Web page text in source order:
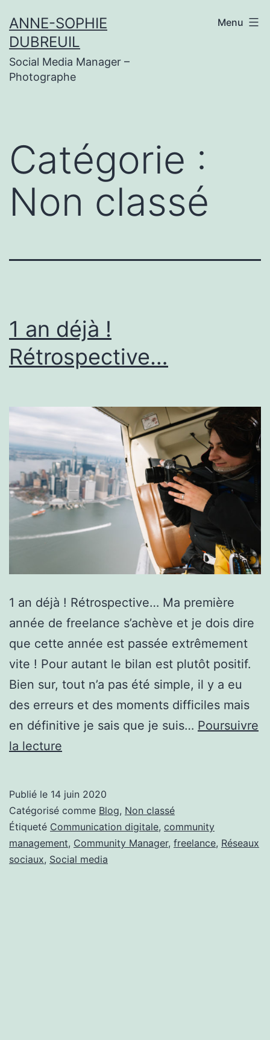
au
contenu
ANNE-SOPHIE
DUBREUIL
Social Media Manager –
Photographe
Menu
Catégorie :
Non classé
1 an déjà !
Rétrospective…
1 an déjà ! Rétrospective… Ma première
année de freelance s’achève et je dois dire
que cette année est passée extrêmement
vite ! Pour autant le bilan est plutôt positif.
Bien sur, tout n’a pas été simple, il y a eu
des erreurs et des moments difficiles mais
en définitive je sais que je suis… Poursuivre
la lecture
!
Rétrospective…
Publié le 14 juin 2020
Catégorisé comme Blog, Non classé
Étiqueté Communication digitale, community
management, Community Manager, freelance, Réseaux
sociaux, Social media